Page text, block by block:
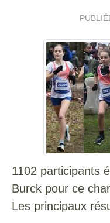
1102 participants
Burck pour ce
​​​​​​Les principaux